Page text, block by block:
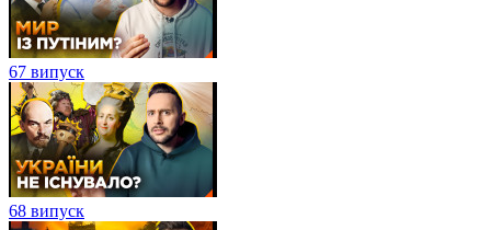
67 випуск
68 випуск